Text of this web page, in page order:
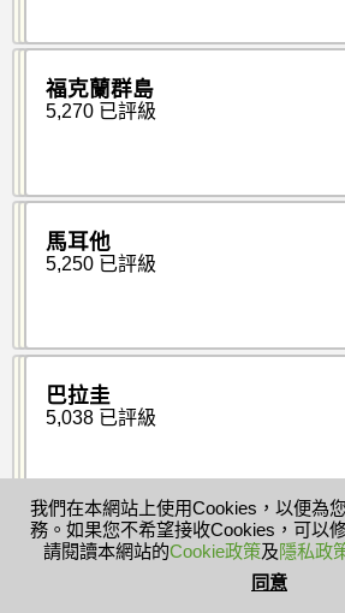
福克蘭群島
5,270 已評級
馬耳他
5,250 已評級
巴拉圭
5,038 已評級
阿爾巴尼亞
我們在本網站上使用Cookies，以便為
務。如果您不希望接收Cookies，可以
請閱讀本網站的Cookie政策及隱私政
同意